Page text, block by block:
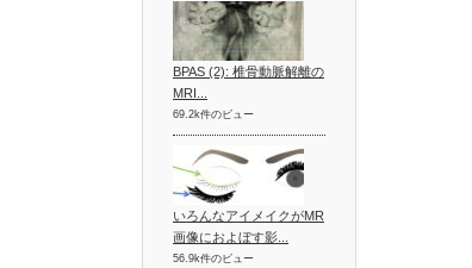
BPAS (2): 椎骨動脈解離の
MRI...
69.2k件のビュー
いろんなアイメイクがMR
画像におよぼす影...
56.9k件のビュー